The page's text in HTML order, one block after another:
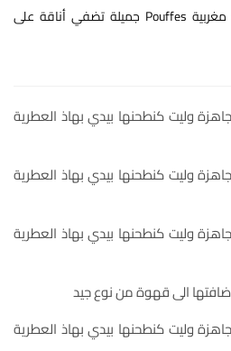
جلسات أرضية مغربية Pouffes جميلة تضفي أناقة على
الى قهوة من نوع جيد